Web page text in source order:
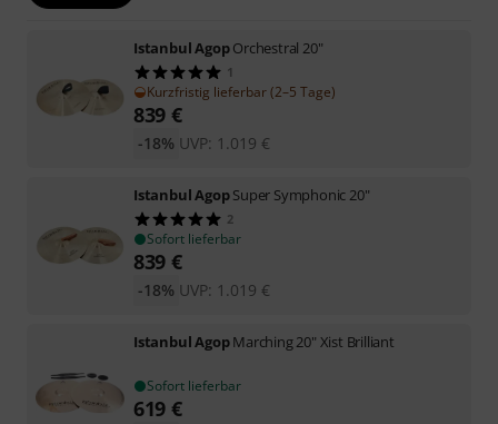
Istanbul AgopOrchestral 20"
1
Kurzfristig lieferbar (2–5 Tage)
839 €
UVP: 1.019 €
-18%
Istanbul AgopSuper Symphonic 20"
2
Sofort lieferbar
839 €
UVP: 1.019 €
-18%
Istanbul AgopMarching 20" Xist Brilliant
Sofort lieferbar
619 €